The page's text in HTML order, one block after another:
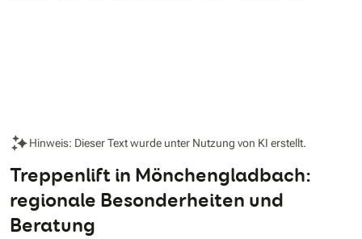
Hinweis: Dieser Text wurde unter Nutzung von KI erstellt.
Treppenlift in Mönchengladbach:
regionale Besonderheiten und
Beratung